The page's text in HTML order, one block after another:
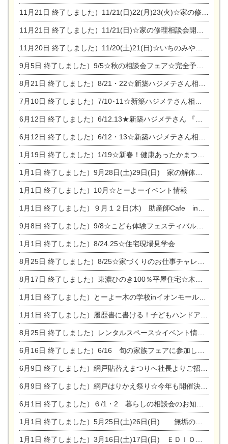
11月21日 終了しました）11/21(日)22(月)23(火)☆家の修理まつり＆増改築リフォーム相談会
11月21日 終了しました）11/21(日)☆家の修理相談会開催 in 扶桑オークビレッジ
11月20日 終了しました）11/20(土)21(日)☆いちのみや逸品市に出店します【ひのきのバラ販売】
9月5日 終了しました）9/5☆秋の相談会フェア☆完全予約制
8月21日 終了しました）8/21・22☆新築ハジメテさん相談会 『集まれ！農地に家を建てたい人！』
7月10日 終了しました）7/10･11☆新築ハジメテさん相談会 『集まれ！農地に家を建てたい人！』完全予約制
6月12日 終了しました）6/12.13★新築ハジメテさん 『木の家 現場体感見学会』
6月12日 終了しました）6/12・13☆新築ハジメテさん相談会『今ある土地に家を建てる際の注意点』
1月19日 終了しました）1/19☆新春！健康あったかまつり＆増改築リフォームまつり
1月1日 終了しました）9月28日(土)29日(日) 家の解体なんでも相談会
1月1日 終了しました）10月☆とーよーイベント情報
1月1日 終了しました）９月１２日(木) 助産師Cafe in東陽住建
9月8日 終了しました）9/8☆こども体験フェスティバル☆一宮市民会館
1月1日 終了しました）8/24.25☆住宅現場見学会
8月25日 終了しました）8/25☆家づくりのお仕事チャレンジ
8月17日 終了しました）東濃ひのき100％平屋住宅☆木の家完成見学会
1月1日 終了しました）とーよー木の学校inイオンモール木曽川
1月1日 終了しました）履歴書に書ける！子どもハンドアロマ講座☆
8月25日 終了しました）レンタルスペース☆イベント情報☆チャイルドアロマセラピスト
6月16日 終了しました）6/16 旬の家族フェアに参加します☆
6月9日 終了しました）網戸貼替えまつりへ社長よりご招待です♪
6月9日 終了しました）網戸はりかえ祭り☆今年も開催決定！
6月1日 終了しました）６/1・2 暮らしの相談会のお知らせ
1月1日 終了しました）5月25日(土)26日(日) 無垢の木の家体感見学会開催☆
1月1日 終了しました）3月16日(土)17日(日) ＥＤＩＯＮ東陽住建でんき館 総決算まつり